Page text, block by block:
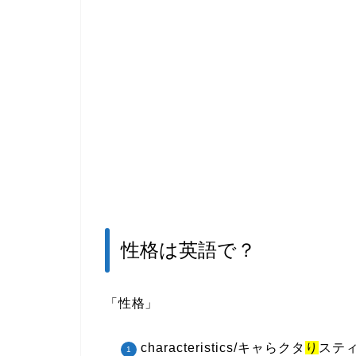
性格は英語で？
「性格」
characteristics/キャらクタ り ステ